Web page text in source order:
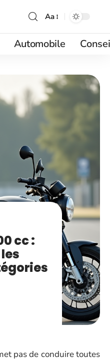
Aa
Automobile
cc :
pas de conduire toutes